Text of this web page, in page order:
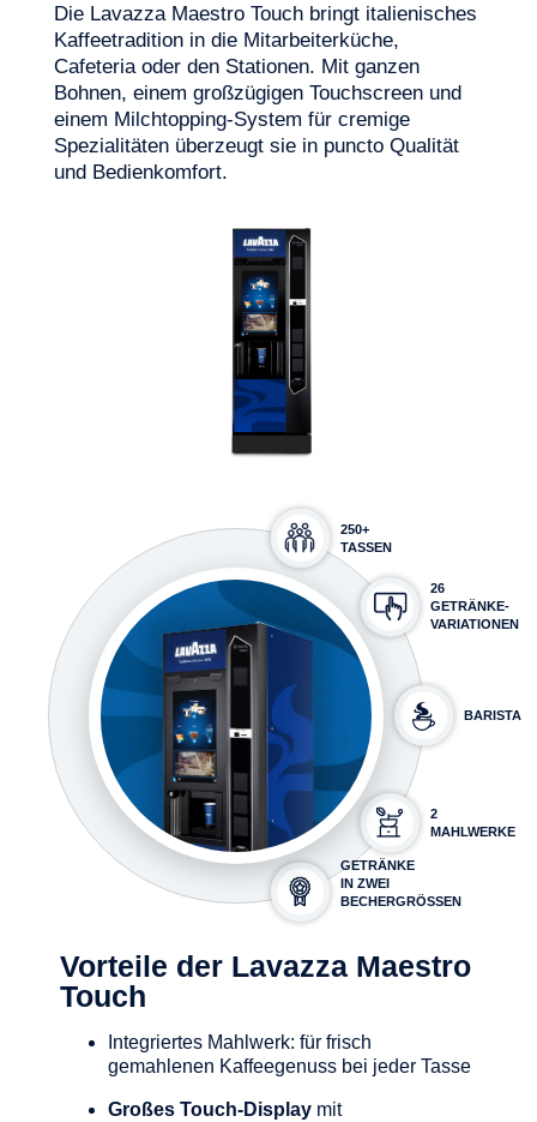
Die Lavazza Maestro Touch bringt italienisches
Kaffeetradition in die Mitarbeiterküche,
Cafeteria oder den Stationen. Mit ganzen
Bohnen, einem großzügigen Touchscreen und
einem Milchtopping-System für cremige
Spezialitäten überzeugt sie in puncto Qualität
und Bedienkomfort.
250+
TASSEN
26
GETRÄNKE-
VARIATIONEN
BARISTA
2
MAHLWERKE
GETRÄNKE
IN ZWEI
BECHERGRÖSSEN
Vorteile der Lavazza Maestro
Touch
Integriertes Mahlwerk: für frisch
gemahlenen Kaffeegenuss bei jeder Tasse
Großes Touch-Display mit